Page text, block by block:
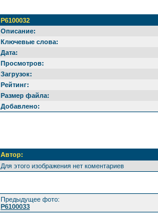
P6100032
Описание:
Ключевые слова:
Дата:
Просмотров:
Загрузок:
Рейтинг:
Размер файла:
Добавлено:
Автор:
Для этого изображения нет коментариев
Предыдущее фото:
P6100033